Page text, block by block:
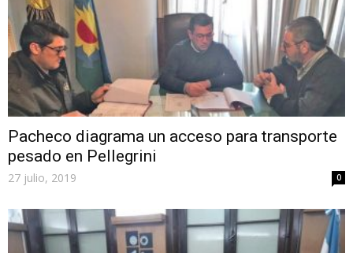
Pacheco diagrama un acceso para transporte
pesado en Pellegrini
27 julio, 2019 0